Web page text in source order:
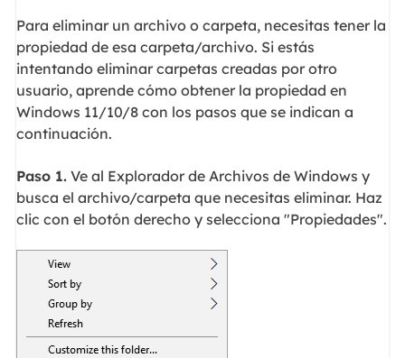
Para eliminar un archivo o carpeta, necesitas tener la
propiedad de esa carpeta/archivo. Si estás
intentando eliminar carpetas creadas por otro
usuario, aprende cómo obtener la propiedad en
Windows 11/10/8 con los pasos que se indican a
continuación.
Paso 1.Ve al Explorador de Archivos de Windows y
busca el archivo/carpeta que necesitas eliminar. Haz
clic con el botón derecho y selecciona "Propiedades".